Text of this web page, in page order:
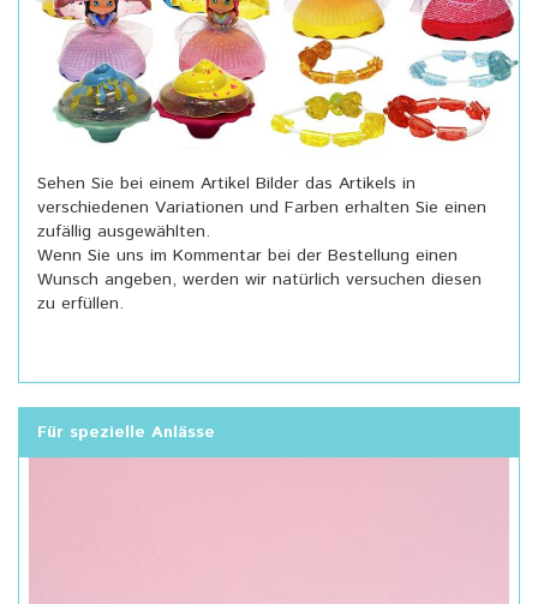
Sehen Sie bei einem Artikel Bilder das Artikels in
verschiedenen Variationen und Farben erhalten Sie einen
zufällig ausgewählten.
Wenn Sie uns im Kommentar bei der Bestellung einen
Wunsch angeben, werden wir natürlich versuchen diesen
zu erfüllen.
Für spezielle Anlässe